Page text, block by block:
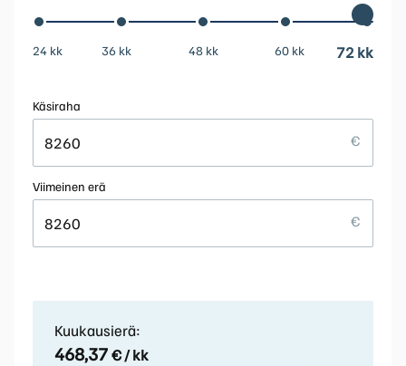
24 kk 36 kk 48 kk 60 kk 72 kk
Käsiraha
Viimeinen erä
Kuukausierä:
468,37€ / kk